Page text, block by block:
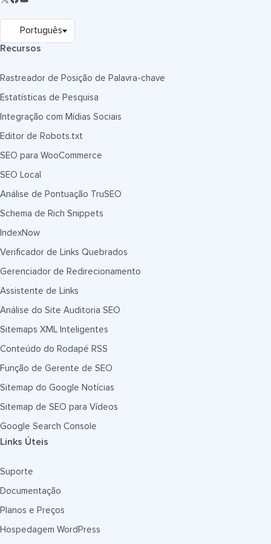
Recursos
Rastreador de Posição de Palavra-chave
Estatísticas de Pesquisa
Integração com Mídias Sociais
Editor de Robots.txt
SEO para WooCommerce
SEO Local
Análise de Pontuação TruSEO
Schema de Rich Snippets
IndexNow
Verificador de Links Quebrados
Gerenciador de Redirecionamento
Assistente de Links
Análise do Site Auditoria SEO
Sitemaps XML Inteligentes
Conteúdo do Rodapé RSS
Função de Gerente de SEO
Sitemap do Google Notícias
Sitemap de SEO para Vídeos
Google Search Console
Links Úteis
Suporte
Documentação
Planos e Preços
Hospedagem WordPress